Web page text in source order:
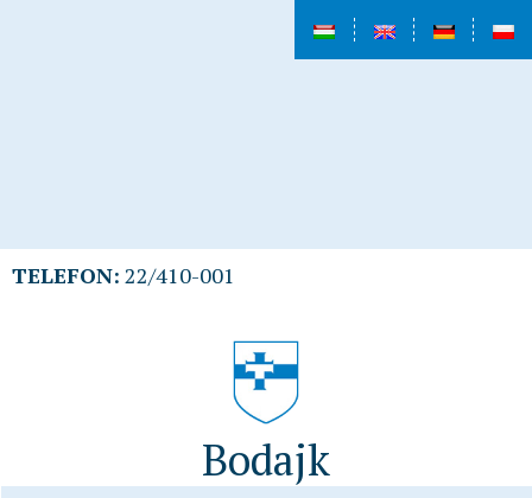
TELEFON: 22/410-001
Bodajk